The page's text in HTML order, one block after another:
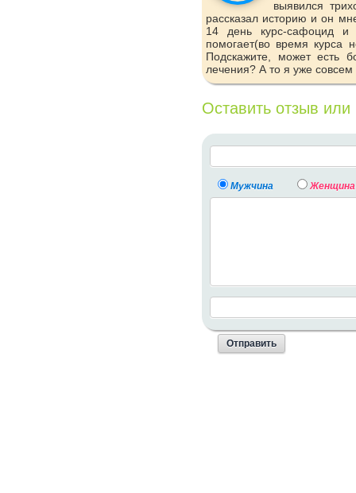
выявился
рассказал историю и он
14 день курс-сафоцид
помогает(во время курса
Подскажите, может есть
лечения? А то я уже
Оставить отзыв
Мужчина Женщина